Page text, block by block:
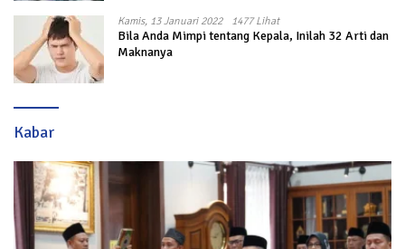
Kamis, 13 Januari 2022 1477 Lihat
Bila Anda Mimpi tentang Kepala, Inilah 32 Arti dan
Maknanya
Kabar